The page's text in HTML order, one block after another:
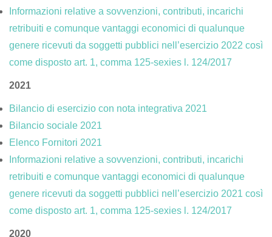
Informazioni relative a sovvenzioni, contributi, incarichi
retribuiti e comunque vantaggi economici di qualunque
genere ricevuti da soggetti pubblici nell’esercizio 2022 così
come disposto art. 1, comma 125-sexies l. 124/2017
2021
Bilancio di esercizio con nota integrativa 2021
Bilancio sociale 2021
Elenco Fornitori 2021
Informazioni relative a sovvenzioni, contributi, incarichi
retribuiti e comunque vantaggi economici di qualunque
genere ricevuti da soggetti pubblici nell’esercizio 2021 così
come disposto art. 1, comma 125-sexies l. 124/2017
2020